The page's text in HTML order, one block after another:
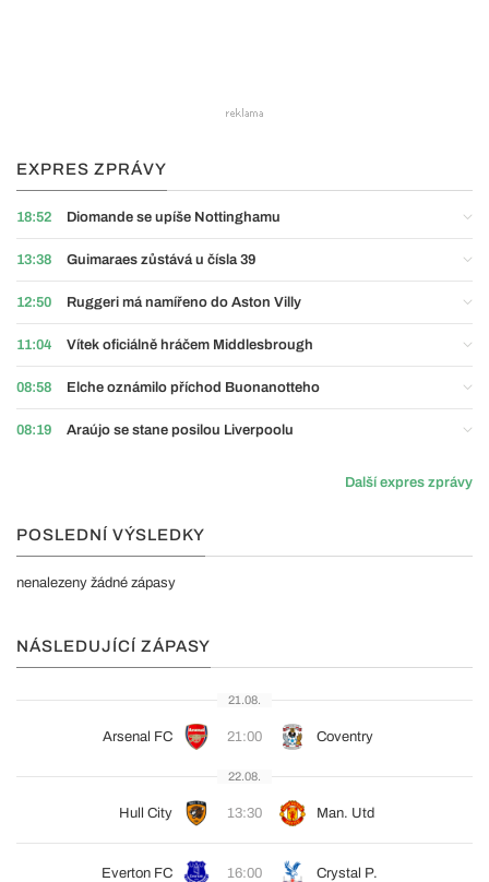
EXPRES ZPRÁVY
18:52 Diomande se upíše Nottinghamu
13:38 Guimaraes zůstává u čísla 39
12:50 Ruggeri má namířeno do Aston Villy
11:04 Vítek oficiálně hráčem Middlesbrough
08:58 Elche oznámilo příchod Buonanotteho
08:19 Araújo se stane posilou Liverpoolu
Další expres zprávy
POSLEDNÍ VÝSLEDKY
nenalezeny žádné zápasy
NÁSLEDUJÍCÍ ZÁPASY
21.08.
Arsenal FC 21:00 Coventry
22.08.
Hull City 13:30 Man. Utd
Everton FC 16:00 Crystal P.